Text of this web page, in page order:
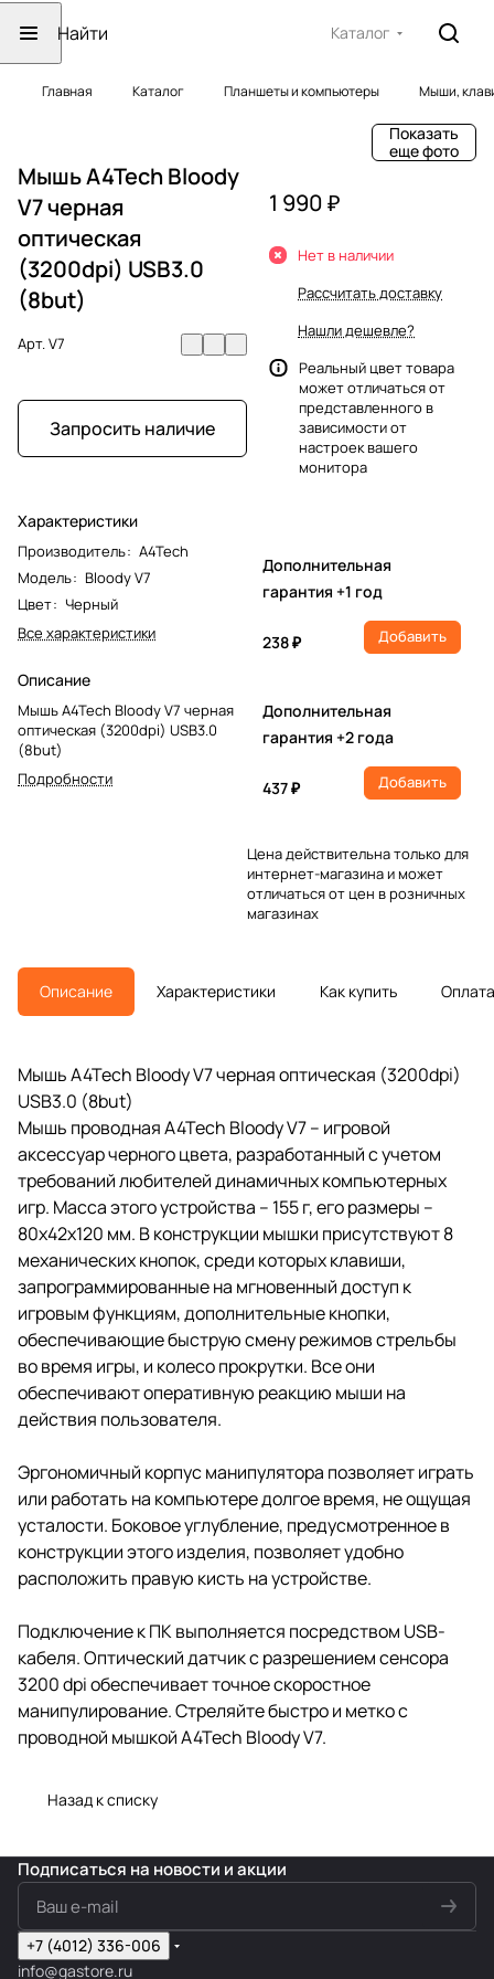
Каталог
Главная Каталог Планшеты и компьютеры Мыши,
Показать
еще фото
Мышь A4Tech Bloody
V7 черная
оптическая
(3200dpi) USB3.0
(8but)
Арт.V7
Запросить наличие
Характеристики
Производитель: A4Tech
Модель: Bloody V7
Цвет: Черный
Все характеристики
Описание
Мышь A4Tech Bloody V7 черная
оптическая (3200dpi) USB3.0
(8but)
Подробности
1 990 ₽
Нет в наличии
Рассчитать доставку
Нашли дешевле?
Реальный цвет товара
может отличаться от
представленного в
зависимости от
настроек вашего
монитора
Дополнительная
гарантия +1 год
238 ₽ Добавить
Дополнительная
гарантия +2 года
437 ₽ Добавить
Цена действительна только для
интернет-магазина и может
отличаться от цен в розничных
магазинах
Описание Характеристики Как купить Оплата
Мышь A4Tech Bloody V7 черная оптическая (3200dpi)
USB3.0 (8but)
Мышь проводная A4Tech Bloody V7 – игровой
аксессуар черного цвета, разработанный с учетом
требований любителей динамичных компьютерных
игр. Масса этого устройства – 155 г, его размеры –
80х42х120 мм. В конструкции мышки присутствуют 8
механических кнопок, среди которых клавиши,
запрограммированные на мгновенный доступ к
игровым функциям, дополнительные кнопки,
обеспечивающие быструю смену режимов стрельбы
во время игры, и колесо прокрутки. Все они
обеспечивают оперативную реакцию мыши на
действия пользователя.
Эргономичный корпус манипулятора позволяет играть
или работать на компьютере долгое время, не ощущая
усталости. Боковое углубление, предусмотренное в
конструкции этого изделия, позволяет удобно
расположить правую кисть на устройстве.
Подключение к ПК выполняется посредством USB-
кабеля. Оптический датчик с разрешением сенсора
3200 dpi обеспечивает точное скоростное
манипулирование. Стреляйте быстро и метко с
проводной мышкой A4Tech Bloody V7.
Назад к списку
Подписаться на новости и акции
+7 (4012) 336-006
info@gastore.ru